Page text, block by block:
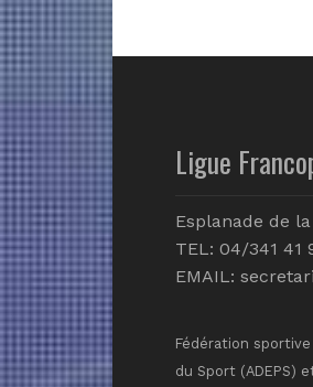
Ligue
Esplanade de
TEL: 04/341 41
EMAIL:
Fédération
du Sport (ADEPS)